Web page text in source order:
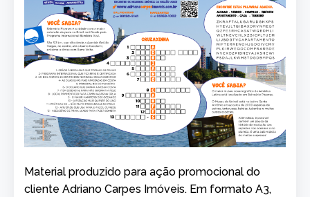
Material produzido para ação promocional do
cliente Adriano Carpes Imóveis. Em formato A3,